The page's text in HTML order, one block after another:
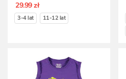
29.99 zł
3-4 lat 11-12 lat